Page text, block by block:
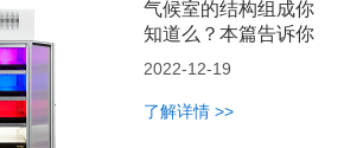
气候室的结构组成你
知道么？本篇告诉你
2022-12-19
了解详情 >>